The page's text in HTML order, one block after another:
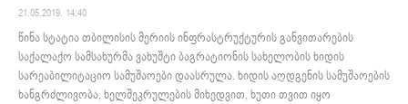
21.05.2019. 14:40
წინა სტატია თბილისის მერიის ინფრასტრუქტურის განვითარების
საქალაქო სამსახურმა ვახუშტი ბაგრატიონის სახელობის ხიდის
სარეაბილიტაციო სამუშაოები დაასრულა. ხიდის აღდგენის სამუშაოების
ხანგრძლივობა, ხელშეკრულების მიხედვით, ხუთი თვით იყო